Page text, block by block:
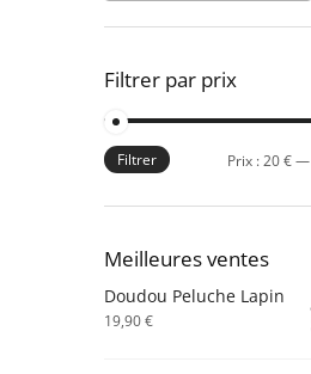
Filtrer par prix
Filtrer Prix :20 €—
Meilleures ventes
Doudou Peluche Lapin
19,90€